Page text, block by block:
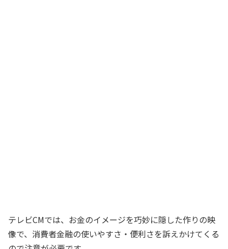
テレビCMでは、お金のイメージを巧妙に隠した作りの映
像で、消費者金融の使いやすさ・便利さを訴えかけてくる